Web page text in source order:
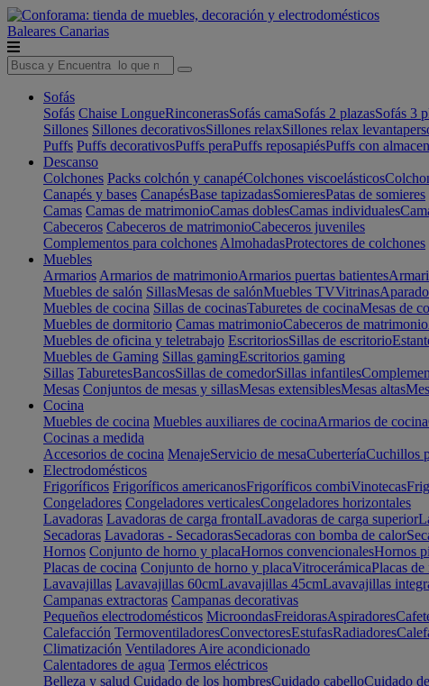
Baleares Canarias
Sofás
Sofás Chaise LongueRinconerasSofás camaSofás 2 plazasSofás 3
Sillones Sillones decorativosSillones relaxSillones relax
Puffs Puffs decorativosPuffs peraPuffs reposapiésPuffs con
Descanso
Colchones Packs colchón y canapéColchones viscoelásticos
Canapés y bases CanapésBase tapizadasSomieresPatas de somieres
Camas Camas de matrimonioCamas doblesCamas individuales
Cabeceros Cabeceros de matrimonioCabeceros juveniles
Complementos para colchones AlmohadasProtectores de colchones
Muebles
Armarios Armarios de matrimonioArmarios puertas batientes
Muebles de salón SillasMesas de salónMuebles TVVitrinas
Muebles de cocina Sillas de cocinasTaburetes de cocinaMesas de
Muebles de dormitorio Camas matrimonioCabeceros de matrimonio
Muebles de oficina y teletrabajo EscritoriosSillas de escritorio
Muebles de Gaming Sillas gamingEscritorios gaming
Sillas TaburetesBancosSillas de comedorSillas infantiles
Mesas Conjuntos de mesas y sillasMesas extensiblesMesas altas
Cocina
Muebles de cocina Muebles auxiliares de cocinaArmarios de cocina
Cocinas a medida
Accesorios de cocina MenajeServicio de mesaCuberteríaCuchillos
Electrodomésticos
Frigoríficos Frigoríficos americanosFrigoríficos combiVinotecas
Congeladores Congeladores verticalesCongeladores horizontales
Lavadoras Lavadoras de carga frontalLavadoras de carga superior
Secadoras Lavadoras - SecadorasSecadoras con bomba de calor
Hornos Conjunto de horno y placaHornos convencionalesHornos
Placas de cocina Conjunto de horno y placaVitrocerámicaPlacas
Lavavajillas Lavavajillas 60cmLavavajillas 45cmLavavajillas
Campanas extractoras Campanas decorativas
Pequeños electrodomésticos MicroondasFreidorasAspiradores
Calefacción TermoventiladoresConvectoresEstufasRadiadores
Climatización Ventiladores Aire acondicionado
Calentadores de agua Termos eléctricos
Belleza y salud Cuidado de los hombresCuidado cabelloCuidado